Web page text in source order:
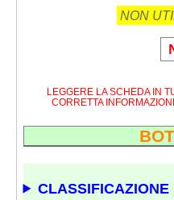
NON
LEGGERE LA SCHEDA IN
CORRETTA
CLASSIFICAZIONE